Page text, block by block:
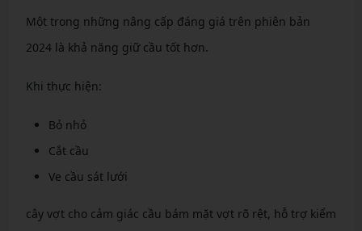
Một trong những nâng cấp đáng giá trên phiên bản
2024 là khả năng giữ cầu tốt hơn.
Khi thực hiện:
Bỏ nhỏ
Cắt cầu
Ve cầu sát lưới
cây vợt cho cảm giác cầu bám mặt vợt rõ rệt, hỗ trợ kiểm